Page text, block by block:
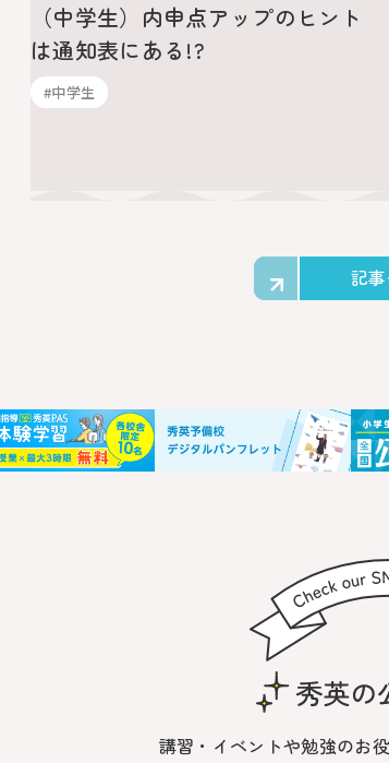
（中学生）内申点アップのヒント
は通知表にある!?
#中学生
記
講習・イベントや勉強のお